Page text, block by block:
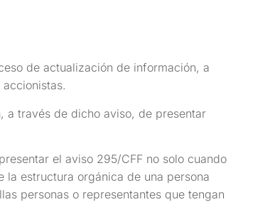
de actualización de información, a
a través de dicho aviso, de presentar
el aviso 295/CFF no solo cuando
estructura orgánica de una persona
personas o representantes que tengan